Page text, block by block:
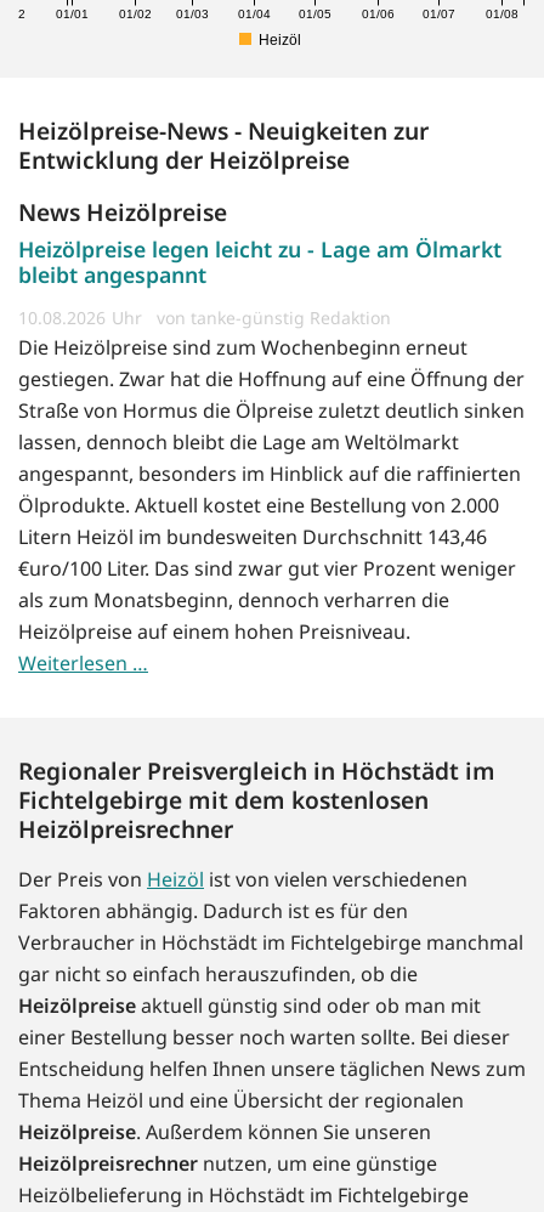
12 01/01 01/02 01/03 01/04 01/05 01/06 01/07 01/08
Heizöl
Heizölpreise-News - Neuigkeiten zur
Entwicklung der Heizölpreise
News Heizölpreise
Heizölpreise legen leicht zu - Lage am Ölmarkt
bleibt angespannt
10.08.2026 von tanke-günstig Redaktion
Die Heizölpreise sind zum Wochenbeginn erneut
gestiegen. Zwar hat die Hoffnung auf eine Öffnung der
Straße von Hormus die Ölpreise zuletzt deutlich sinken
lassen, dennoch bleibt die Lage am Weltölmarkt
angespannt, besonders im Hinblick auf die raffinierten
Ölprodukte. Aktuell kostet eine Bestellung von 2.000
Litern Heizöl im bundesweiten Durchschnitt 143,46
€uro/100 Liter. Das sind zwar gut vier Prozent weniger
als zum Monatsbeginn, dennoch verharren die
Heizölpreise auf einem hohen Preisniveau.
Weiterlesen …
Regionaler Preisvergleich in Höchstädt im
Fichtelgebirge mit dem kostenlosen
Heizölpreisrechner
Der Preis von Heizöl ist von vielen verschiedenen
Faktoren abhängig. Dadurch ist es für den
Verbraucher in Höchstädt im Fichtelgebirge manchmal
gar nicht so einfach herauszufinden, ob die
Heizölpreiseaktuell günstig sind oder ob man mit
einer Bestellung besser noch warten sollte. Bei dieser
Entscheidung helfen Ihnen unsere täglichen News zum
Thema Heizöl und eine Übersicht der regionalen
Heizölpreise. Außerdem können Sie unseren
Heizölpreisrechner nutzen, um eine günstige
Heizölbelieferung in Höchstädt im Fichtelgebirge